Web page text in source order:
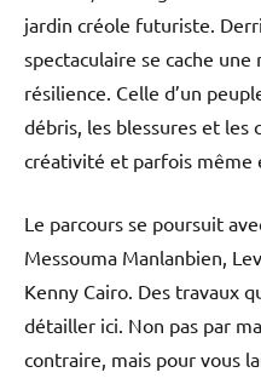
jardin créole futuriste.
spectaculaire se cache
résilience. Celle d’un
débris, les blessures et les
créativité et parfois même
Le parcours se poursuit
Messouma Manlanbien,
Kenny Cairo. Des travaux
détailler ici. Non pas par
contraire, mais pour vous